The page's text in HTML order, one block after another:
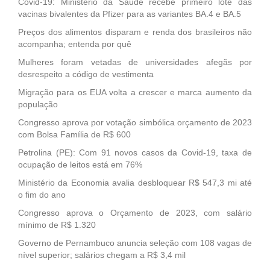
vacinas bivalentes da Pfizer para as variantes BA.4 e BA.5
Preços dos alimentos disparam e renda dos brasileiros não
acompanha; entenda por quê
Mulheres foram vetadas de universidades afegãs por
desrespeito a código de vestimenta
Migração para os EUA volta a crescer e marca aumento da
população
Congresso aprova por votação simbólica orçamento de 2023
com Bolsa Família de R$ 600
Petrolina (PE): Com 91 novos casos da Covid-19, taxa de
ocupação de leitos está em 76%
Ministério da Economia avalia desbloquear R$ 547,3 mi até
o fim do ano
Congresso aprova o Orçamento de 2023, com salário
mínimo de R$ 1.320
Governo de Pernambuco anuncia seleção com 108 vagas de
nível superior; salários chegam a R$ 3,4 mil